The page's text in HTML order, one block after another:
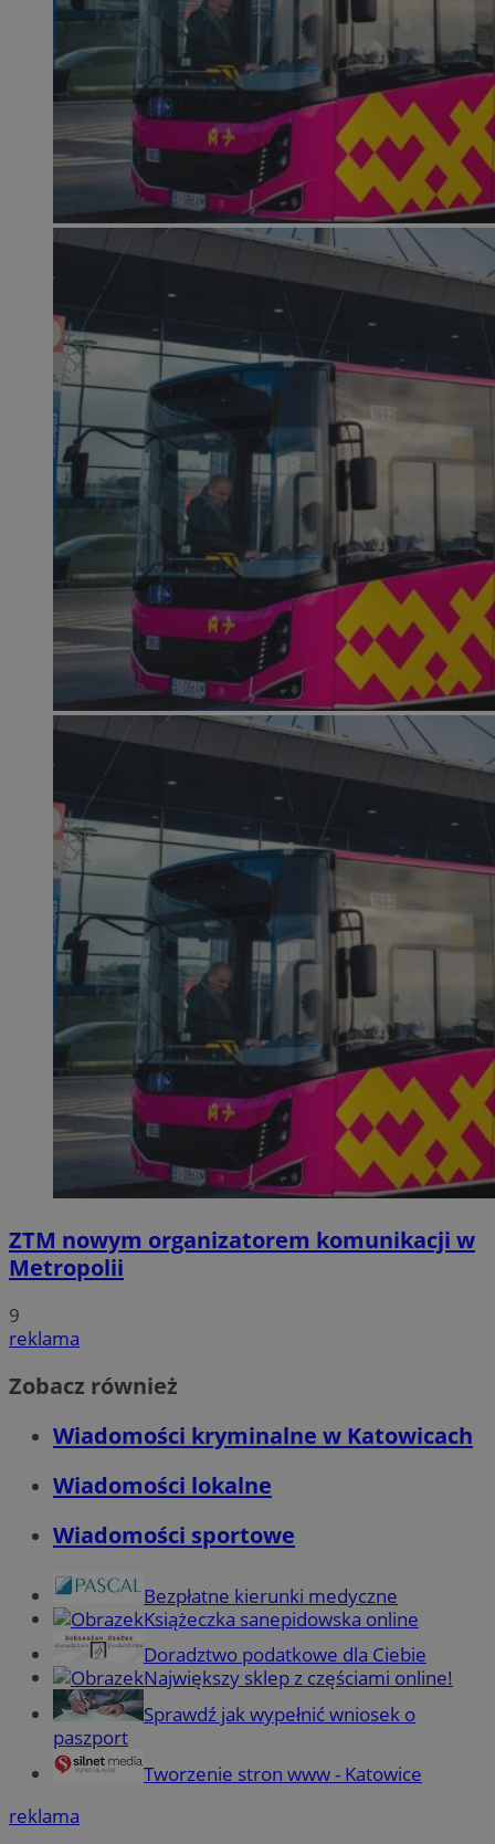
ZTM nowym organizatorem komunikacji w
Metropolii
9
reklama
Zobacz również
Wiadomości kryminalne w Katowicach
Wiadomości lokalne
Wiadomości sportowe
Bezpłatne kierunki medyczne
Książeczka sanepidowska online
Doradztwo podatkowe dla Ciebie
Największy sklep z częściami online!
Sprawdź jak wypełnić wniosek o
paszport
Tworzenie stron www - Katowice
reklama